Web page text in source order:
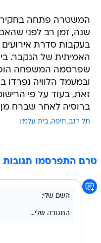
המשטרה פתחה
שנה, זמן רב לפני
בעקבות סדרת אירועים
האמיתית של הנקבר.
שפרסמה המשפחה
ובמעמד הלוויה
זאת, בעוד על פי
ברוסיה לאחר שברח
תל רגב חיפה בית עלמין
טרם התפרסמו תגובות